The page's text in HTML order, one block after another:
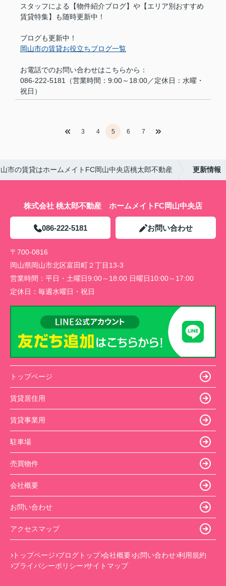
スタッフによる【物件紹介ブログ】や【エリア別おすすめ
賃貸特集】も随時更新中！
ブログも更新中！
岡山市の賃貸お役立ちブログ一覧
お電話でのお問い合わせはこちらから：
086-222-5181（営業時間：9:00～18:00／定休日：水曜・
祝日）
3 4 5 6 7
市の賃貸はホームメイトFC岡山中央店桃太郎不動産 更新情報
株式会社 桃太郎不動産 ホームメイトFC岡山中央店
086-222-5181 お問い合わせ
〒700-0816
岡山県岡山市北区富田町２丁目13-3
営業時間： 平日・土曜日9:00～18:00 日曜日10:00～17:00
定休日： 毎週水曜日・祝日
トップページ
賃貸居住用
賃貸事業用
駐車場
売買物件
会社概要
お問い合わせ
アクセスマップ
トップページ ブログトップ 会社概要 お問い合わせ 利用規約
プライバシーポリシー サイトマップ